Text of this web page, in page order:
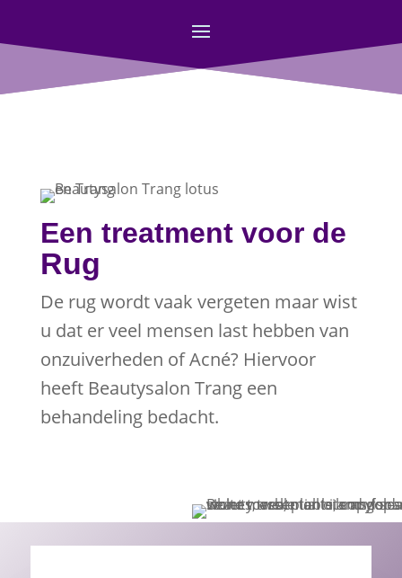
Een treatment voor de
Rug
De rug wordt vaak vergeten maar wist
u dat er veel mensen last hebben van
onzuiverheden of Acné? Hiervoor
heeft Beautysalon Trang een
behandeling bedacht.